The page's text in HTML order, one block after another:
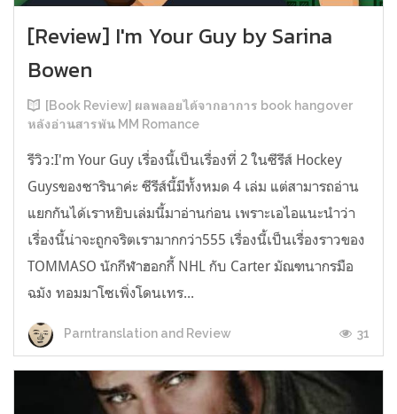
[Review] I'm Your Guy by Sarina
Bowen
[Book Review] ผลพลอยได้จากอาการ book hangover
หลังอ่านสารพัน MM Romance
รีวิว:I'm Your Guy เรื่องนี้เป็นเรื่องที่ 2 ในซีรีส์ Hockey
Guysของซารินาค่ะ ซีรีส์นี้มีทั้งหมด 4 เล่ม แต่สามารถอ่าน
แยกกันได้เราหยิบเล่มนี้มาอ่านก่อน เพราะเอไอแนะนำว่า
เรื่องนี้น่าจะถูกจริตเรามากกว่า555 เรื่องนี้เป็นเรื่องราวของ
TOMMASO นักกีฬาฮอกกี้ NHL กับ Carter มัณฑนากรมือ
ฉมัง ทอมมาโซเพิ่งโดนเทร...
Parntranslation and Review 31